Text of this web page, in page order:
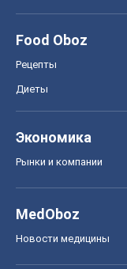
Food Oboz
Рецепты
Диеты
Экономика
Рынки и компании
MedOboz
Новости медицины